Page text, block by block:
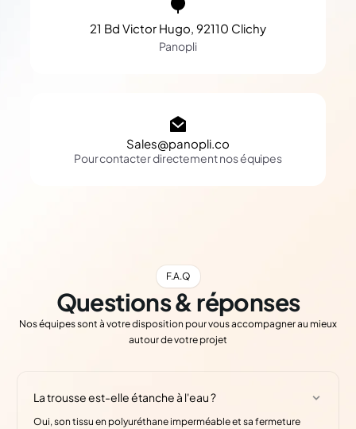
21 Bd Victor Hugo, 92110 Clichy
Panopli
Sales@panopli.co
Pour contacter directement nos équipes
F.A.Q
Questions & réponses
Nos équipes sont à votre disposition pour vous accompagner au mieux
autour de votre projet
La trousse est-elle étanche à l'eau ?
Oui, son tissu en polyuréthane imperméable et sa fermeture